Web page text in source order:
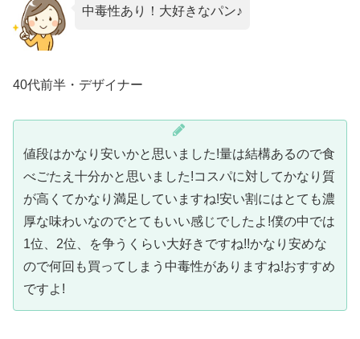
中毒性あり！大好きなパン♪
40代前半・デザイナー
値段はかなり安いかと思いました!量は結構あるので食
べごたえ十分かと思いました!コスパに対してかなり質
が高くてかなり満足していますね!安い割にはとても濃
厚な味わいなのでとてもいい感じでしたよ!僕の中では
1位、2位、を争うくらい大好きですね!!かなり安めな
ので何回も買ってしまう中毒性がありますね!おすすめ
ですよ!